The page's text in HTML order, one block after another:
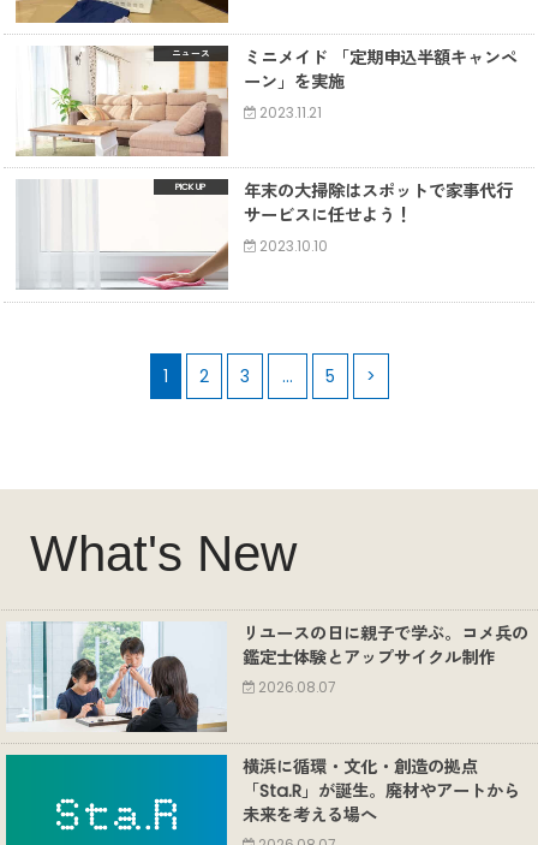
ニュース
ミニメイド 「定期申込半額キャンペ
ーン」を実施
2023.11.21
年末の大掃除はスポットで家事代行
サービスに任せよう！
2023.10.10
1 2 3 … 5 >
What's New
リユースの日に親子で学ぶ。コメ兵の
鑑定士体験とアップサイクル制作
2026.08.07
横浜に循環・文化・創造の拠点
「Sta.R」が誕生。廃材やアートから
未来を考える場へ